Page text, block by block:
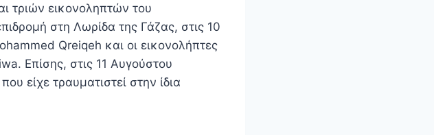
τριών εικονοληπτών του
στη Λωρίδα της Γάζας, στις 10
Qreiqeh και οι εικονολήπτες
Επίσης, στις 11 Αυγούστου
είχε τραυματιστεί στην ίδια